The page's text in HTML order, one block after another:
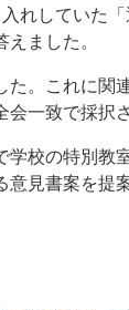
れしていた
ました。
。これに関
一致で採択
校の特別教
見書案を提